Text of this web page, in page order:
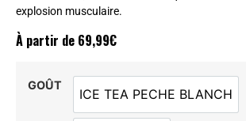
explosion musculaire.
À partir de 69,99€
GOÛT
ICE TEA PECHE BLANCH
ICE TEA PECHE